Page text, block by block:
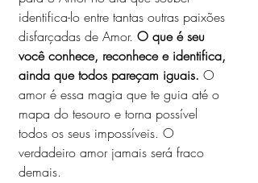
identifica-lo entre tantas outras paixões
disfarçadas de Amor. O que é seu
você conhece, reconhece e identifica,
ainda que todos pareçam iguais. O
amor é essa magia que te guia até o
mapa do tesouro e torna possível
todos os seus impossíveis. O
verdadeiro amor jamais será fraco
demais.